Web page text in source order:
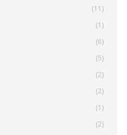
(11)
(1)
(6)
(5)
(2)
(2)
(1)
(2)